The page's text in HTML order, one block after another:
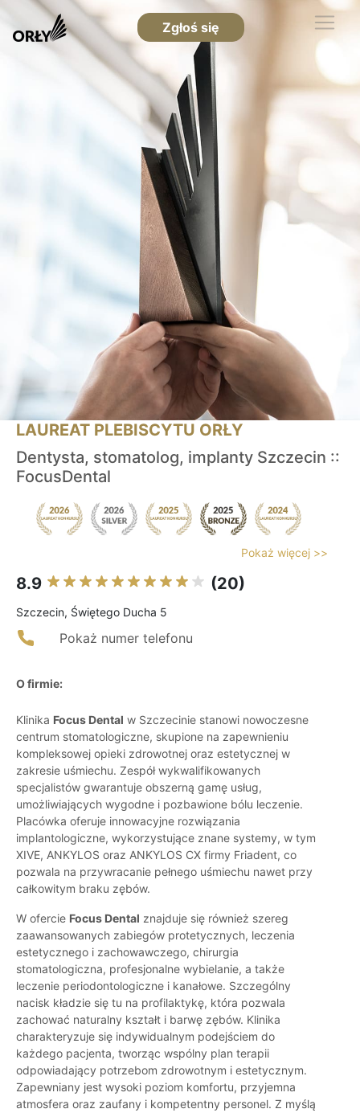
Zgłoś się
LAUREAT PLEBISCYTU ORŁY
Dentysta, stomatolog, implanty Szczecin ::
FocusDental
Pokaż więcej >>
8.9 (20)
Szczecin, Świętego Ducha 5
Pokaż numer telefonu
O firmie:
Klinika Focus Dental w Szczecinie stanowi nowoczesne
centrum stomatologiczne, skupione na zapewnieniu
kompleksowej opieki zdrowotnej oraz estetycznej w
zakresie uśmiechu. Zespół wykwalifikowanych
specjalistów gwarantuje obszerną gamę usług,
umożliwiających wygodne i pozbawione bólu leczenie.
Placówka oferuje innowacyjne rozwiązania
implantologiczne, wykorzystujące znane systemy, w tym
XIVE, ANKYLOS oraz ANKYLOS CX firmy Friadent, co
pozwala na przywracanie pełnego uśmiechu nawet przy
całkowitym braku zębów.
W ofercie Focus Dental znajduje się również szereg
zaawansowanych zabiegów protetycznych, leczenia
estetycznego i zachowawczego, chirurgia
stomatologiczna, profesjonalne wybielanie, a także
leczenie periodontologiczne i kanałowe. Szczególny
nacisk kładzie się tu na profilaktykę, która pozwala
zachować naturalny kształt i barwę zębów. Klinika
charakteryzuje się indywidualnym podejściem do
każdego pacjenta, tworząc wspólny plan terapii
odpowiadający potrzebom zdrowotnym i estetycznym.
Zapewniany jest wysoki poziom komfortu, przyjemna
atmosfera oraz zaufany i kompetentny personel. Z myślą